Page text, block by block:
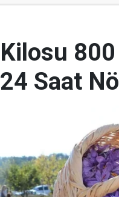
Kilosu
24 Saat